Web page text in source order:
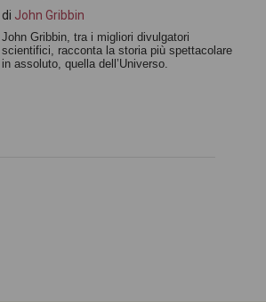
di John Gribbin
John Gribbin, tra i migliori divulgatori
scientifici, racconta la storia più spettacolare
in assoluto, quella dell’Universo.